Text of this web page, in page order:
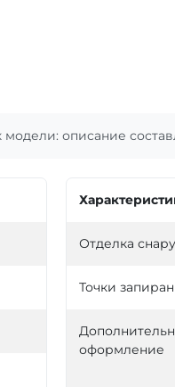
описание
Отделка
Точки
оформление